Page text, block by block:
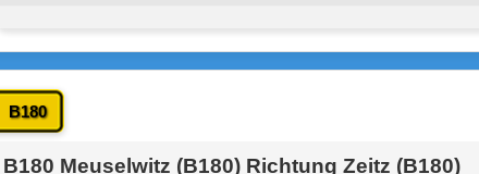
B180
B180 Meuselwitz (B180) Richtung Zeitz (B180)